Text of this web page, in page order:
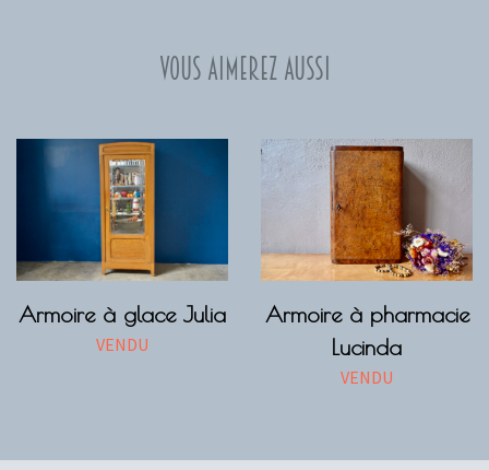
Vous aimerez aussi
Armoire à glace Julia
VENDU
Armoire à pharmacie
Lucinda
VENDU